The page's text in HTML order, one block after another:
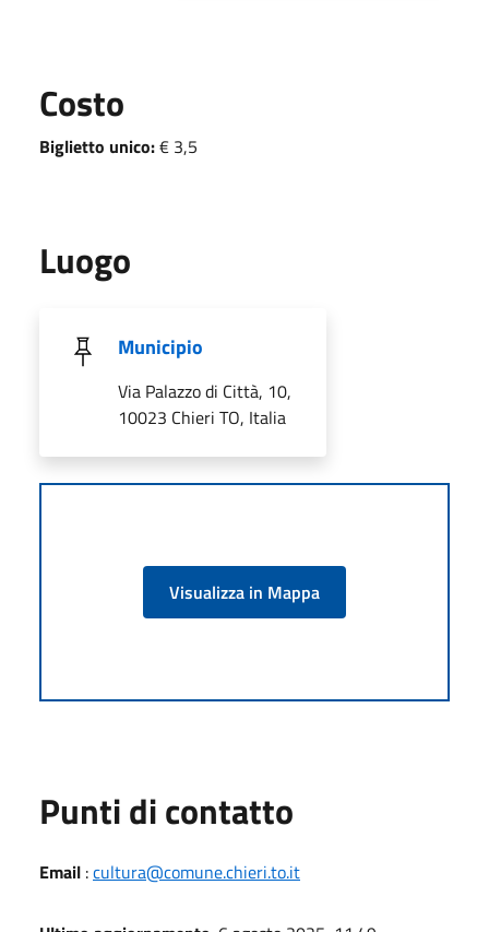
Costo
Biglietto unico:€ 3,5
Luogo
Municipio
Via Palazzo di Città, 10,
10023 Chieri TO, Italia
Visualizza in Mappa
Punti di contatto
Email :cultura@comune.chieri.to.it